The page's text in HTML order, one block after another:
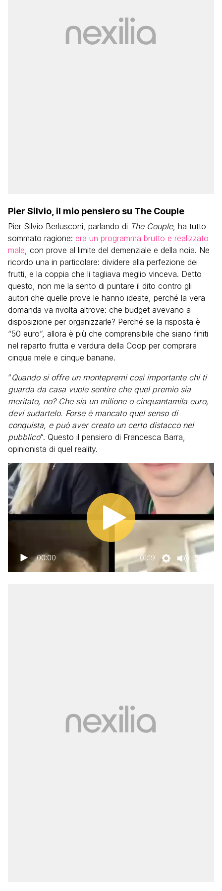
Pier Silvio, il mio pensiero su The Couple
Pier Silvio Berlusconi, parlando di The Couple, ha tutto
sommato ragione: era un programma brutto e realizzato
male, con prove al limite del demenziale e della noia. Ne
ricordo una in particolare: dividere alla perfezione dei
frutti, e la coppia che li tagliava meglio vinceva. Detto
questo, non me la sento di puntare il dito contro gli
autori che quelle prove le hanno ideate, perché la vera
domanda va rivolta altrove: che budget avevano a
disposizione per organizzarle? Perché se la risposta è
“50 euro”, allora è più che comprensibile che siano finiti
nel reparto frutta e verdura della Coop per comprare
cinque mele e cinque banane.
“Quando si offre un montepremi così importante chi ti
guarda da casa vuole sentire che quel premio sia
meritato, no? Che sia un milione o cinquantamila euro,
devi sudartelo. Forse è mancato quel senso di
conquista, e può aver creato un certo distacco nel
pubblico“. Questo il pensiero di Francesca Barra,
opinionista di quel reality.
00:00 01:19